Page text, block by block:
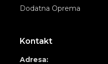
Dodatna Oprema
Kontakt
Adresa: